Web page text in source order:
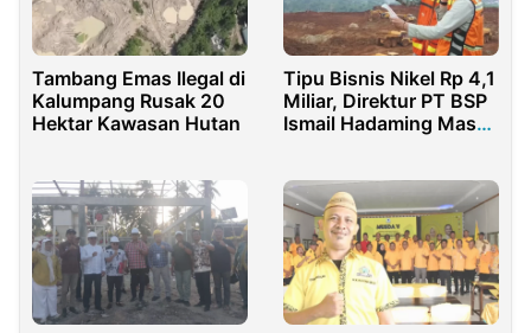
Tambang Emas Ilegal di
Kalumpang Rusak 20
Hektar Kawasan Hutan
Tipu Bisnis Nikel Rp 4,1
Miliar, Direktur PT BSP
Ismail Hadaming Masuk